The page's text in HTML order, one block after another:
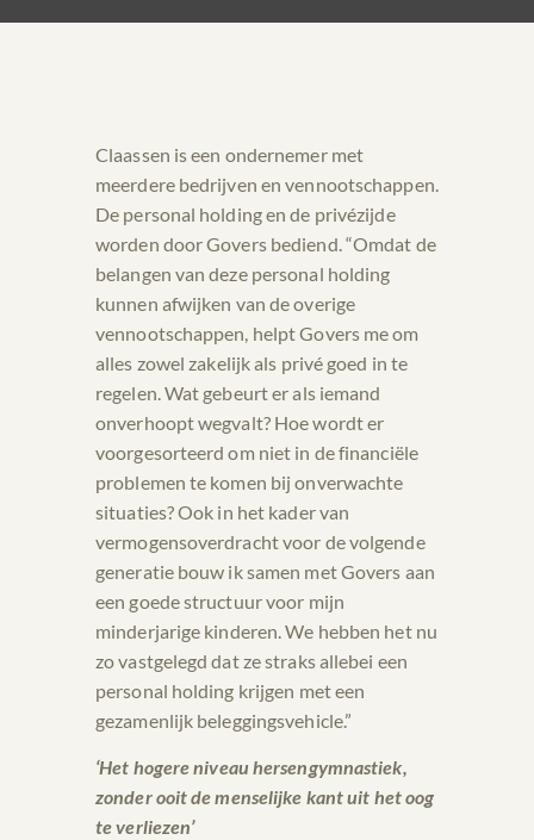
Claassen is een ondernemer met
meerdere bedrijven en vennootschappen.
De personal holding en de privézijde
worden door Govers bediend. “Omdat de
belangen van deze personal holding
kunnen afwijken van de overige
vennootschappen, helpt Govers me om
alles zowel zakelijk als privé goed in te
regelen. Wat gebeurt er als iemand
onverhoopt wegvalt? Hoe wordt er
voorgesorteerd om niet in de financiële
problemen te komen bij onverwachte
situaties? Ook in het kader van
vermogensoverdracht voor de volgende
generatie bouw ik samen met Govers aan
een goede structuur voor mijn
minderjarige kinderen. We hebben het nu
zo vastgelegd dat ze straks allebei een
personal holding krijgen met een
gezamenlijk beleggingsvehicle.”
‘Het hogere niveau hersengymnastiek,
zonder ooit de menselijke kant uit het oog
te verliezen’